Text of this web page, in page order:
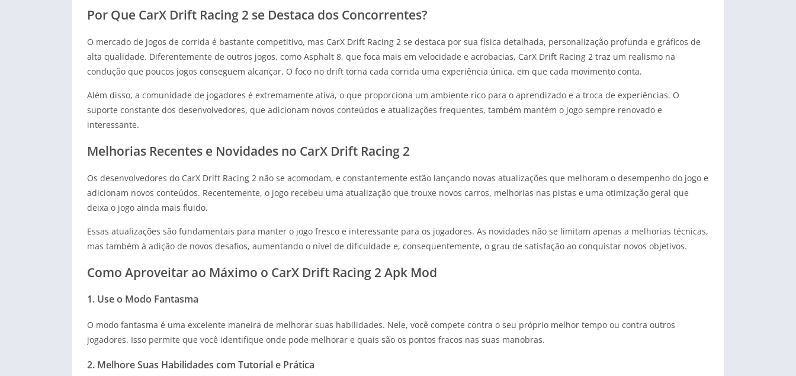
Por Que CarX Drift Racing 2 se Destaca dos Concorrentes?
O mercado de jogos de corrida é bastante competitivo, mas CarX Drift Racing 2 se destaca por sua física detalhada, personalização profunda e gráficos de
alta qualidade. Diferentemente de outros jogos, como Asphalt 8, que foca mais em velocidade e acrobacias, CarX Drift Racing 2 traz um realismo na
condução que poucos jogos conseguem alcançar. O foco no drift torna cada corrida uma experiência única, em que cada movimento conta.
Além disso, a comunidade de jogadores é extremamente ativa, o que proporciona um ambiente rico para o aprendizado e a troca de experiências. O
suporte constante dos desenvolvedores, que adicionam novos conteúdos e atualizações frequentes, também mantém o jogo sempre renovado e
interessante.
Melhorias Recentes e Novidades no CarX Drift Racing 2
Os desenvolvedores do CarX Drift Racing 2 não se acomodam, e constantemente estão lançando novas atualizações que melhoram o desempenho do jogo e
adicionam novos conteúdos. Recentemente, o jogo recebeu uma atualização que trouxe novos carros, melhorias nas pistas e uma otimização geral que
deixa o jogo ainda mais fluido.
Essas atualizações são fundamentais para manter o jogo fresco e interessante para os jogadores. As novidades não se limitam apenas a melhorias técnicas,
mas também à adição de novos desafios, aumentando o nível de dificuldade e, consequentemente, o grau de satisfação ao conquistar novos objetivos.
Como Aproveitar ao Máximo o CarX Drift Racing 2 Apk Mod
1. Use o Modo Fantasma
O modo fantasma é uma excelente maneira de melhorar suas habilidades. Nele, você compete contra o seu próprio melhor tempo ou contra outros
jogadores. Isso permite que você identifique onde pode melhorar e quais são os pontos fracos nas suas manobras.
2. Melhore Suas Habilidades com Tutorial e Prática